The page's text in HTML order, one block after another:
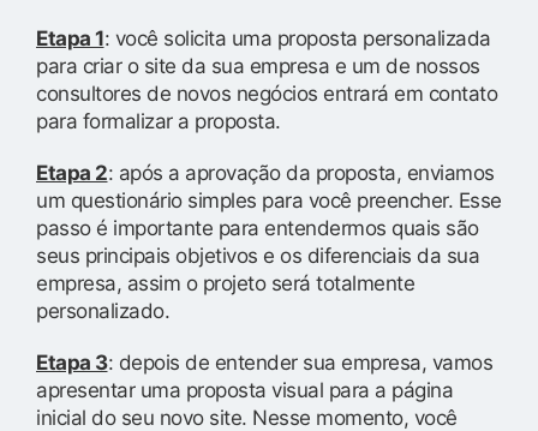
Etapa 1: você solicita uma proposta personalizada
para criar o site da sua empresa e um de nossos
consultores de novos negócios entrará em contato
para formalizar a proposta.
Etapa 2: após a aprovação da proposta, enviamos
um questionário simples para você preencher. Esse
passo é importante para entendermos quais são
seus principais objetivos e os diferenciais da sua
empresa, assim o projeto será totalmente
personalizado.
Etapa 3: depois de entender sua empresa, vamos
apresentar uma proposta visual para a página
inicial do seu novo site. Nesse momento, você